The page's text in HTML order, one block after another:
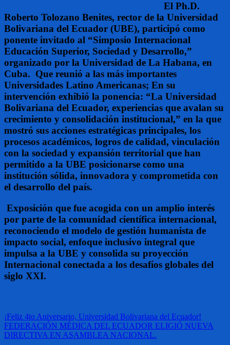
El Ph.D.
Roberto Tolozano Benites, rector de la Universidad
Bolivariana del Ecuador (UBE), participó como
ponente invitado al “Simposio Internacional
Educación Superior, Sociedad y Desarrollo,”
organizado por la Universidad de La Habana, en
Cuba. Que reunió a las más importantes
Universidades Latino Americanas; En su
intervención exhibió la ponencia: “La Universidad
Bolivariana del Ecuador, experiencias que avalan su
crecimiento y consolidación institucional,” en la que
mostró sus acciones estratégicas principales, los
procesos académicos, logros de calidad, vinculación
con la sociedad y expansión territorial que han
permitido a la UBE posicionarse como una
institución sólida, innovadora y comprometida con
el desarrollo del país.
Exposición que fue acogida con un amplio interés
por parte de la comunidad científica internacional,
reconociendo el modelo de gestión humanista de
impacto social, enfoque inclusivo integral que
impulsa a la UBE y consolida su proyección
Internacional conectada a los desafíos globales del
siglo XXI.
Navegación
de
¡Feliz 4to Aniversario, Universidad Bolivariana del Ecuador!
FEDERACIÓN MÉDICA DEL ECUADOR ELIGIÓ NUEVA
DIRECTIVA EN ASAMBLEA NACIONAL.